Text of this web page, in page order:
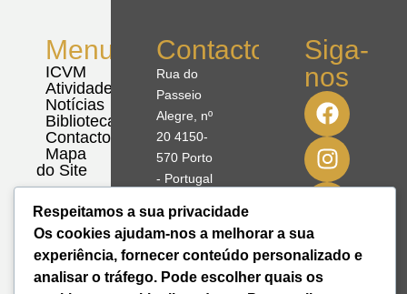
Menu
ICVM
Atividades
Notícias
Biblioteca
Contactos
Mapa
do Site
Contactos
Rua do
Passeio
Alegre, nº
20 4150-
570 Porto
- Portugal
41º08'51,70"
N
8º39'41,76"
W
Siga-
nos
Respeitamos a sua privacidade
Os cookies ajudam-nos a melhorar a sua
experiência, fornecer conteúdo personalizado e
analisar o tráfego. Pode escolher quais os